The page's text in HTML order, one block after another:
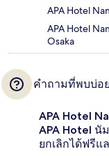
APA Hotel
APA Hotel
Osaka
คำถามที่พบบ่อย
APA Hotel
APA Hotel นั
ยกเลิกได้ฟรีแ